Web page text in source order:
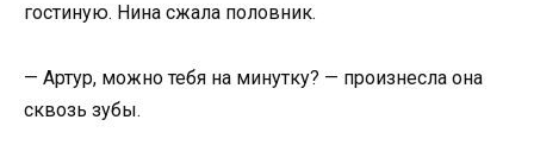
гостиную. Нина сжала половник.
— Артур, можно тебя на минутку? — произнесла она
сквозь зубы.